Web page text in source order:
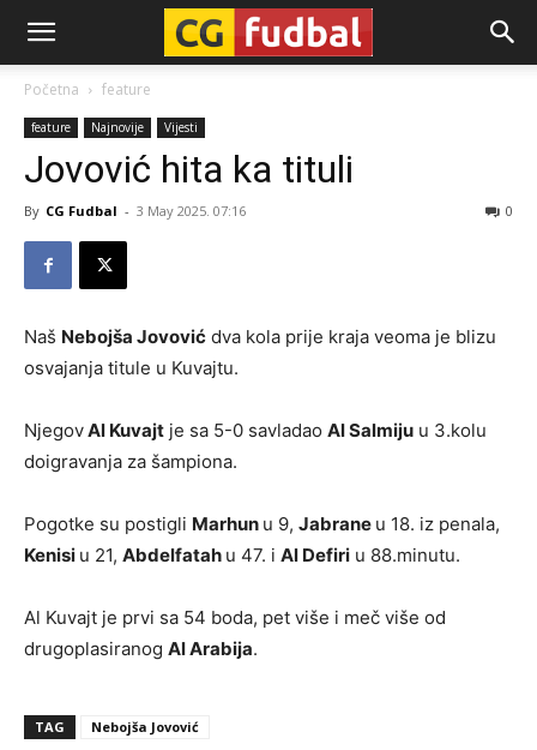
CG-
Fudbal
Početna feature
feature Najnovije Vijesti
Jovović hita ka tituli
By CG Fudbal - 3 May 2025. 07:16 0
Naš Nebojša Jovović dva kola prije kraja veoma je blizu
osvajanja titule u Kuvajtu.
NjegovAl Kuvajt je sa 5-0 savladao Al Salmiju u 3.kolu
doigravanja za šampiona.
Pogotke su postigli Marhun u 9, Jabrane u 18. iz penala,
Kenisi u 21, Abdelfatah u 47. i Al Defiri u 88.minutu.
Al Kuvajt je prvi sa 54 boda, pet više i meč više od
drugoplasiranog Al Arabija.
TAG Nebojša Jovović